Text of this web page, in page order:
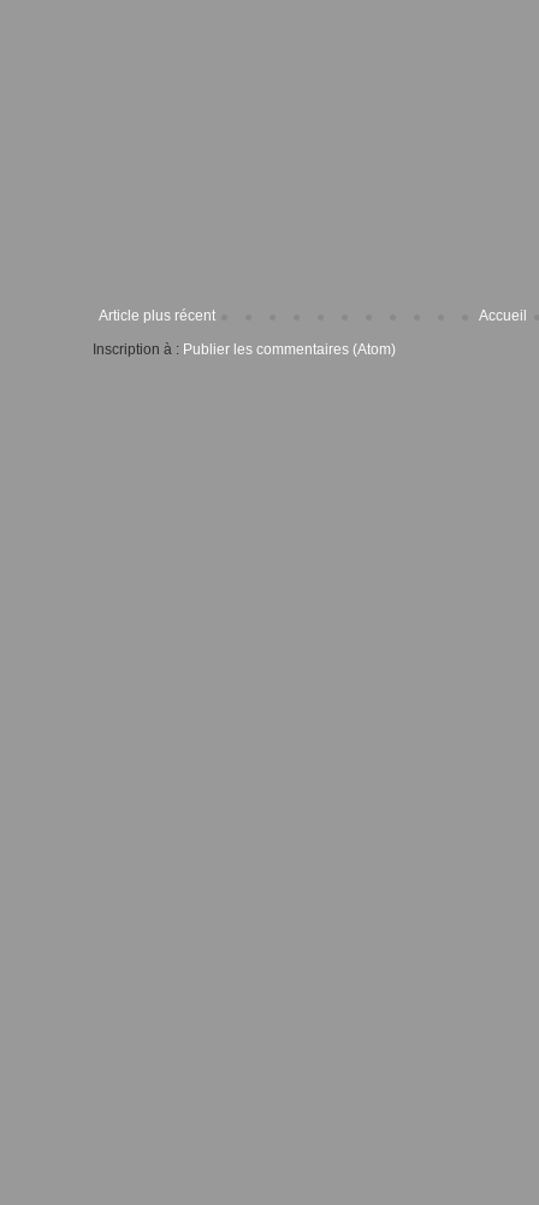
Article plus récent
Accueil
Inscription à : Publier les commentaires (Atom)